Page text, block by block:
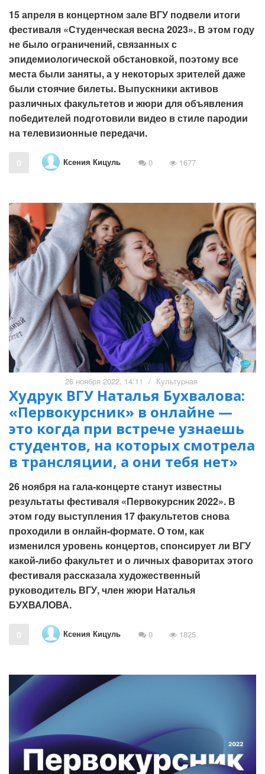
15 апреля в концертном зале ВГУ подвели итоги
фестиваля «Студенческая весна 2023». В этом году
не было ограничений, связанных с
эпидемиологической обстановкой, поэтому все
места были заняты, а у некоторых зрителей даже
были стоячие билеты. Выпускники активов
различных факультетов и жюри для объявления
победителей подготовили видео в стиле пародии
на телевизионные передачи.
0 Ксения Кицуль 0 1677
26 ноября 2022, 14:11 / Культурная
Худрук ВГУ Наталья Бухвалова:
«Первокурсник» в онлайне —
это когда при встрече узнаешь
студентов, на которых смотрела
в трансляции, а они тебя нет»
26 ноября на гала-концерте станут известны
результаты фестиваля «Первокурсник 2022». В
этом году выступления 17 факультетов снова
проходили в онлайн-формате. О том, как
изменился уровень концертов, спонсирует ли ВГУ
какой-либо факультет и о личных фаворитах этого
фестиваля рассказала художественный
руководитель ВГУ, член жюри Наталья
БУХВАЛОВА.
0 Ксения Кицуль 0 1825